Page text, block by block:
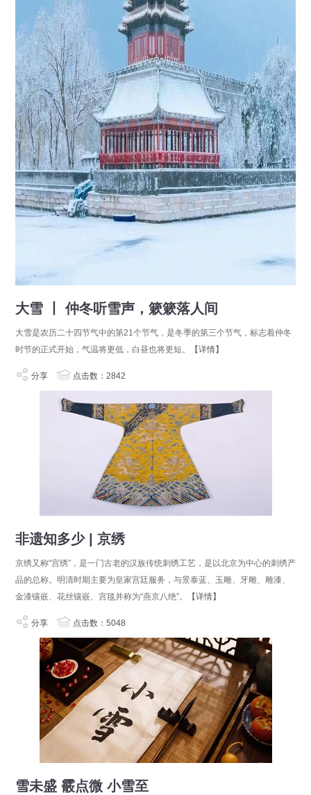
大雪 丨 仲冬听雪声，簌簌落人间
大雪是农历二十四节气中的第21个节气，是冬季的第三个节气，标志着仲冬
时节的正式开始，气温将更低，白昼也将更短。
【详情】
分享 点击数：2842
非遗知多少 | 京绣
京绣又称“宫绣”，是一门古老的汉族传统刺绣工艺，是以北京为中心的刺绣产
品的总称。明清时期主要为皇家宫廷服务，与景泰蓝、玉雕、牙雕、雕漆、
金漆镶嵌、花丝镶嵌、宫毯并称为“燕京八绝”。
【详情】
分享 点击数：5048
雪未盛 霰点微 小雪至